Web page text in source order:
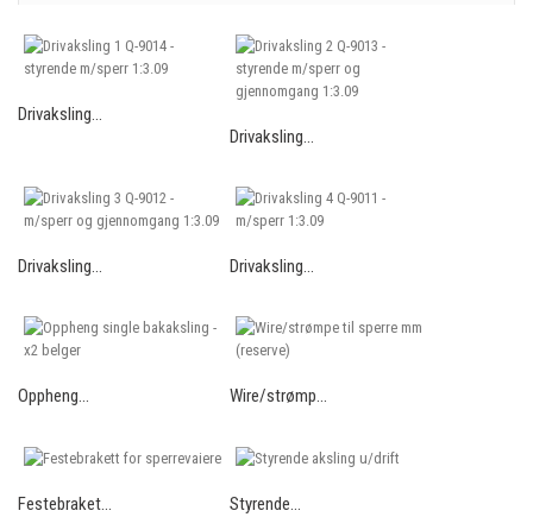
Drivaksling...
Drivaksling...
Drivaksling... Drivaksling...
Oppheng... Wire/strømp...
Festebraket... Styrende...